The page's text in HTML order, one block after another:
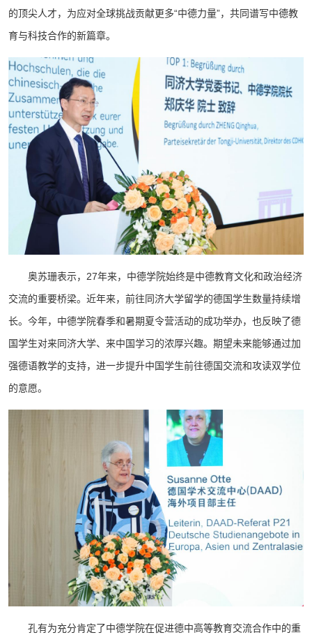
的顶尖人才，为应对全球挑战贡献更多“中德力量”，共同谱写中德教
育与科技合作的新篇章。
奥苏珊表示，27年来，中德学院始终是中德教育文化和政治经济
交流的重要桥梁。近年来，前往同济大学留学的德国学生数量持续增
长。今年，中德学院春季和暑期夏令营活动的成功举办，也反映了德
国学生对来同济大学、来中国学习的浓厚兴趣。期望未来能够通过加
强德语教学的支持，进一步提升中国学生前往德国交流和攻读双学位
的意愿。
孔有为充分肯定了中德学院在促进德中高等教育交流合作中的重